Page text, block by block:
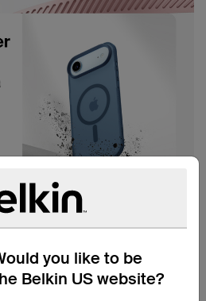
you like to be
Belkin US website?